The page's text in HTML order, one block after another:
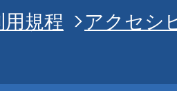
規程
アクセシ